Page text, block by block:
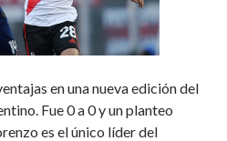
en una nueva edición del
Fue 0 a 0 y un planteo
es el único líder del